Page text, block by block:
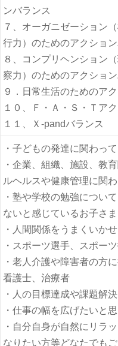
ンバランス
７、オーガニゼーション
行力）のためのアクショ
８、コンプリヘンション
察力）のためのアクショ
９．日常生活のためのア
１０、Ｆ・Ａ・Ｓ・Ｔア
１１、Ｘ-pandバランス
・子どもの発達に関わっ
・企業、組織、施設、教
ルヘルスや健康管理に関
・塾や学校の勉強につい
ないと感じているお子さ
・人間関係をうまくいか
・スポーツ選手、スポー
・老人介護や障害者の方
看護士、治療者
・人の目標達成や課題解
・仕事の幅を広げたいと
・自分自身が自然にリラ
なりたい方等どなたでも